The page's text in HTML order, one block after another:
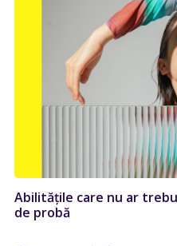
Abilitățile care nu ar
de probă